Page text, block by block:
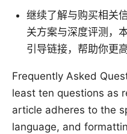
继续了解与购买相关
关方案与深度评测，
引导链接，帮助你更
Frequently Asked
least ten questions as
article adheres to the
language, and